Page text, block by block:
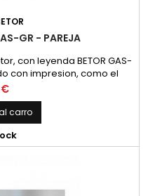
GR - PAREJA
con leyenda BETOR GAS-
con impresion, como el
PAREJA
carro